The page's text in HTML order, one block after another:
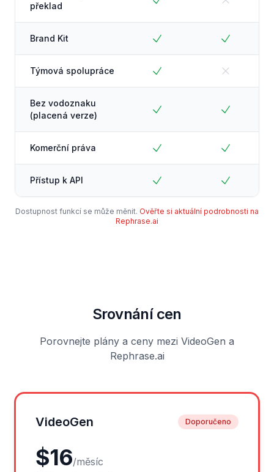
překlad
Brand Kit
Týmová spolupráce
Bez vodoznaku
(placená verze)
Komerční práva
Přístup k API
Dostupnost funkcí se může měnit. Ověřte si aktuální podrobnosti na
Rephrase.ai
Srovnání cen
Porovnejte plány a ceny mezi VideoGen a
Rephrase.ai
VideoGen Doporučeno
$16/měsíc